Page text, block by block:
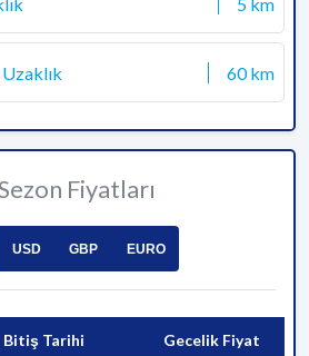
60 km
Fiyatları
USD GBP EURO
Bitiş Tarihi Gecelik Fiyat